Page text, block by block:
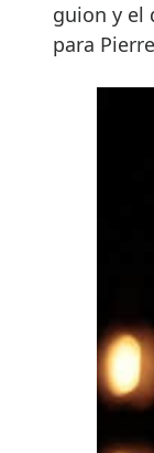
guion y el
para